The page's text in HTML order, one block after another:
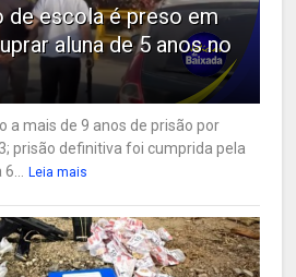
de escola é preso em
aluna de 5 anos no
a mais de 9 anos de prisão por
prisão definitiva foi cumprida pela
6... Leia mais